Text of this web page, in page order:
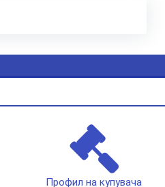
Профил на купувача